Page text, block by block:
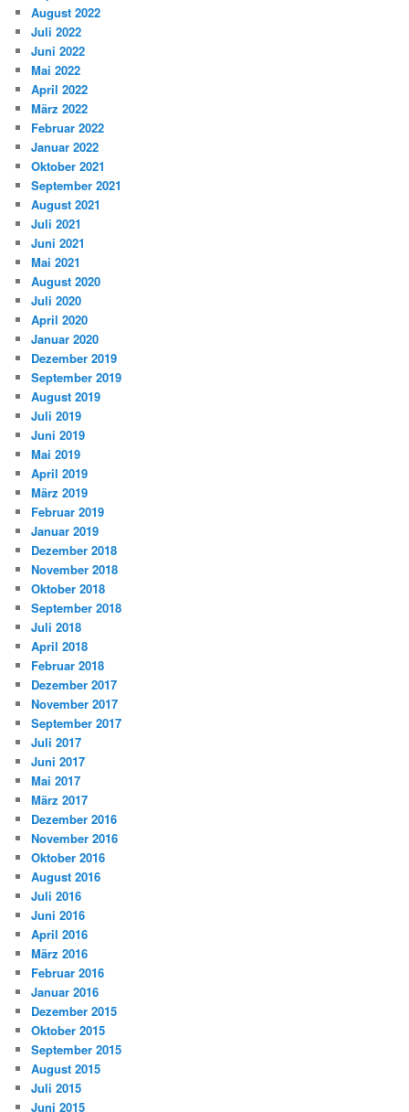
August 2022
Juli 2022
Juni 2022
Mai 2022
April 2022
März 2022
Februar 2022
Januar 2022
Oktober 2021
September 2021
August 2021
Juli 2021
Juni 2021
Mai 2021
August 2020
Juli 2020
April 2020
Januar 2020
Dezember 2019
September 2019
August 2019
Juli 2019
Juni 2019
Mai 2019
April 2019
März 2019
Februar 2019
Januar 2019
Dezember 2018
November 2018
Oktober 2018
September 2018
Juli 2018
April 2018
Februar 2018
Dezember 2017
November 2017
September 2017
Juli 2017
Juni 2017
Mai 2017
März 2017
Dezember 2016
November 2016
Oktober 2016
August 2016
Juli 2016
Juni 2016
April 2016
März 2016
Februar 2016
Januar 2016
Dezember 2015
Oktober 2015
September 2015
August 2015
Juli 2015
Juni 2015